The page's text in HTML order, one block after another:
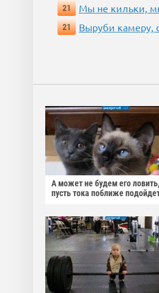
21
Мы не кильки,
21
Выруби камеру,
А может не будем его ловить,
пусть тока поближе